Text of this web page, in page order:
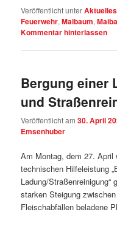
Veröffentlicht unterAktuelles
Feuerwehr,Maibaum,
Kommentar hinterlassen
Bergung einer
und
Veröffentlicht am30. April
Emsenhuber
Am Montag, dem 27. April
technischen Hilfeleistung
Ladung/
starken Steigung
Fleischabfällen beladene